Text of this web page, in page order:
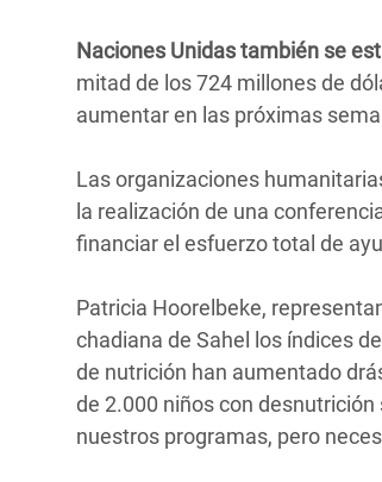
Naciones Unidas también se
mitad de los 724 millones de
aumentar en las próximas
Las organizaciones
la realización de una
financiar el esfuerzo total de
Patricia Hoorelbeke,
chadiana de Sahel los índices
de nutrición han aumentado
de 2.000 niños con
nuestros programas, pero